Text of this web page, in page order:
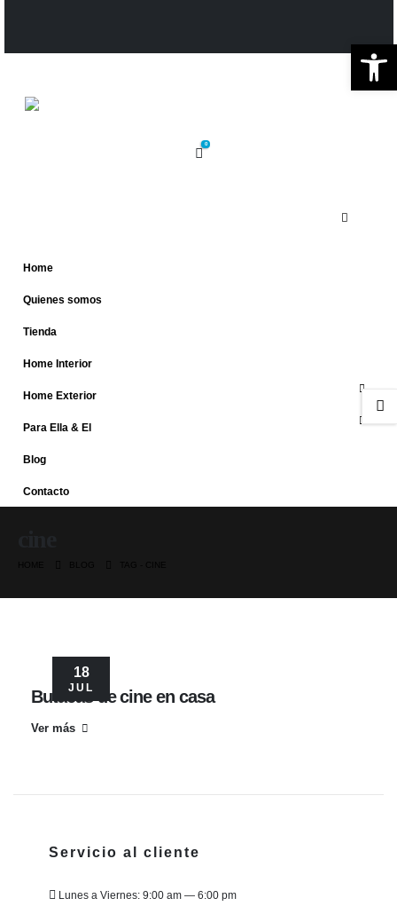
0
Home
Quienes somos
Tienda
Home Interior
Home Exterior
Para Ella & El
Blog
Contacto
18
JUL
Butacas de cine en casa
Ver más
Servicio al cliente
Lunes a Viernes: 9:00 am — 6:00 pm